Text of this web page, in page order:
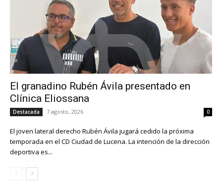
El granadino Rubén Ávila presentado en
Clínica Eliossana
Destacada 7 agosto, 2026 0
El joven lateral derecho Rubén Ávila jugará cedido la próxima
temporada en el CD Ciudad de Lucena. La intención de la dirección
deportiva es...